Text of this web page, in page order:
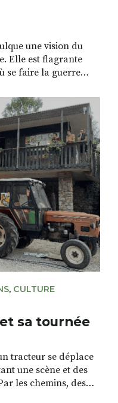
une vision du
Elle est flagrante
se faire la guerre
pourtant pas ce
les jours, et bien
, CULTURE
sa tournée
tracteur se déplace
une scène et des
les chemins, des